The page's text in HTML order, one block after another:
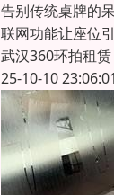
告别传统桌牌的
联网功能让座位
武汉360环拍租赁
25-10-10 23:06:01